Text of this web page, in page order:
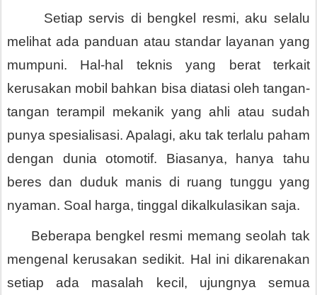
melihat ada panduan atau standar layanan yang
mumpuni. Hal-hal teknis yang berat terkait
kerusakan mobil bahkan bisa diatasi oleh tangan-
tangan terampil mekanik yang ahli atau sudah
punya spesialisasi. Apalagi, aku tak terlalu paham
dengan dunia otomotif. Biasanya, hanya tahu
beres dan duduk manis di ruang tunggu yang
nyaman. Soal harga, tinggal dikalkulasikan saja.
mengenal kerusakan sedikit. Hal ini dikarenakan
setiap ada masalah kecil, ujungnya semua